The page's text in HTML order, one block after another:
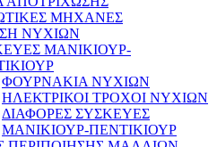
ΜΗΧΑΝΕΣ
ΝΥΧΙΩΝ
ΜΑΝΙΚΙΟΥΡ-
ΦΟΥΡΝΑΚΙΑ ΝΥΧΙΩΝ
ΗΛΕΚΤΡΙΚΟΙ ΤΡΟΧΟΙ ΝΥΧΙΩΝ
ΔΙΑΦΟΡΕΣ ΣΥΣΚΕΥΕΣ
ΜΑΝΙΚΙΟΥΡ-ΠΕΝΤΙΚΙΟΥΡ